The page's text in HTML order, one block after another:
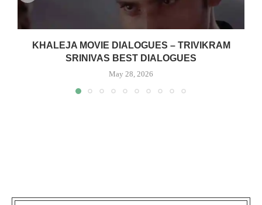
KHALEJA MOVIE DIALOGUES – TRIVIKRAM
SRINIVAS BEST DIALOGUES
May 28, 2026